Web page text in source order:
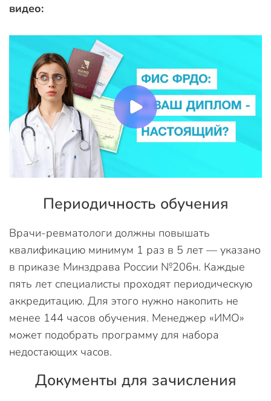
видео:
Периодичность обучения
Врачи-ревматологи должны повышать
квалификацию минимум 1 раз в 5 лет — указано
в приказе Минздрава России №206н. Каждые
пять лет специалисты проходят периодическую
аккредитацию. Для этого нужно накопить не
менее 144 часов обучения. Менеджер «ИМО»
может подобрать программу для набора
недостающих часов.
Документы для зачисления